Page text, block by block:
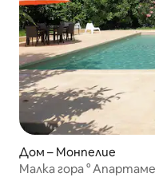
Дом – Монпелие
Малка гора °